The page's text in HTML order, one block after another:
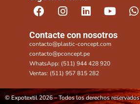
Contacte con nosotros
contacto@plastic-concept.com
contacto@pconcept.pe
WhatsApp: (511) 944 428 920
Ventas: (511) 957 815 282
© Expotextil 2026 – Todos los derechos reservados